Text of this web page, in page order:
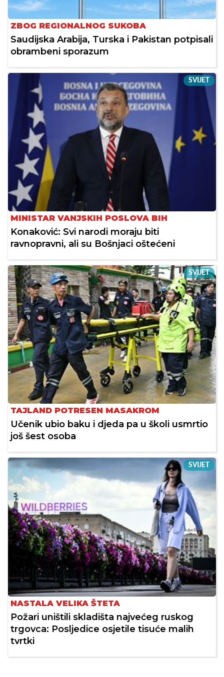
ZBOG REGIONALNOG SUKOBA
Saudijska Arabija, Turska i Pakistan potpisali
obrambeni sporazum
SVIJET
MINISTAR VANJSKIH POSLOVA BIH
Konaković: Svi narodi moraju biti
ravnopravni, ali su Bošnjaci oštećeni
SVIJET
TAJLAND POTRESEN MASAKROM
Učenik ubio baku i djeda pa u školi usmrtio
još šest osoba
SVIJET
NASTALA VELIKA ŠTETA
Požari uništili skladišta najvećeg ruskog
trgovca: Posljedice osjetile tisuće malih
tvrtki